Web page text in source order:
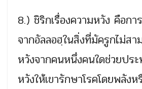
8.) ชิริกเรื่องความหวัง คือกา
จากอัลลอฮฺในสิ่งที่มัครูกไม่สา
หวังจากคนหนึ่งคนใดช่วยปร
หวังให้เขารักษาโรคโดยพลังห